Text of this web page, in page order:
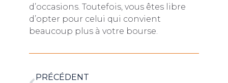
d’occasions. Toutefois, vous êtes libre
d’opter pour celui qui convient
beaucoup plus à votre bourse.
PRÉCÉDENT